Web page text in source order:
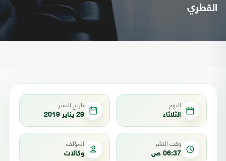
القطري
اليوم
الثلاثاء
تاريخ النشر
29 يناير 2019
وقت النشر
06:37 ص
المؤلف
وكالات